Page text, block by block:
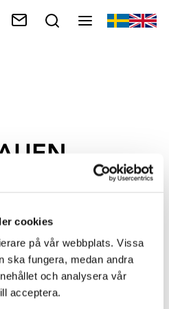
cookies
på vår webbplats. Vissa
ska fungera, medan andra
och analysera vår
acceptera.